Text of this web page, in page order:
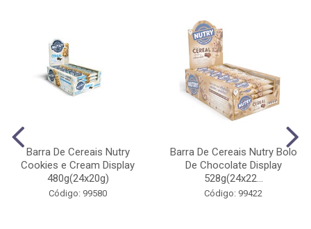
Barra De Cereais Nutry
Cookies e Cream Display
480g(24x20g)
Código: 99580
Barra De Cereais Nutry Bolo
De Chocolate Display
528g(24x22...
Código: 99422